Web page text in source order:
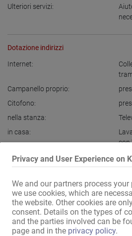
Privacy and User Experience on
We and our partners process
we use cookies, which are
the website. Other cookies are
consent. Details on the types of
and the parties involved can be
page and in the privacy policy.
Ulteriori servizi:
Dotazione indirizzi
Internet:
Campanello proprio:
Citofono:
nella stanza:
in casa:
con
Cucina:
Bagno:
Rappresentazione esterna /